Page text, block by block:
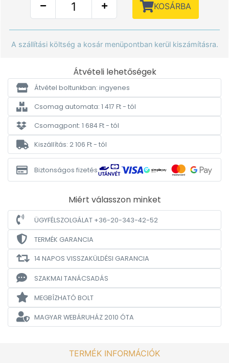
KOSÁRBA
A szállítási költség a kosár menüpontban kerül kiszámításra.
Átvételi lehetőségek
Átvétel boltunkban: ingyenes
Csomag automata: 1 417 Ft - tól
Csomagpont: 1 684 Ft - tól
Kiszállítás: 2 106 Ft - tól
Biztonságos fizetés
Miért válasszon minket
ÜGYFÉLSZOLGÁLAT +36-20-343-42-52
TERMÉK GARANCIA
14 NAPOS VISSZAKÜLDÉSI GARANCIA
SZAKMAI TANÁCSADÁS
MEGBÍZHATÓ BOLT
MAGYAR WEBÁRUHÁZ2010 ÓTA
TERMÉK INFORMÁCIÓK